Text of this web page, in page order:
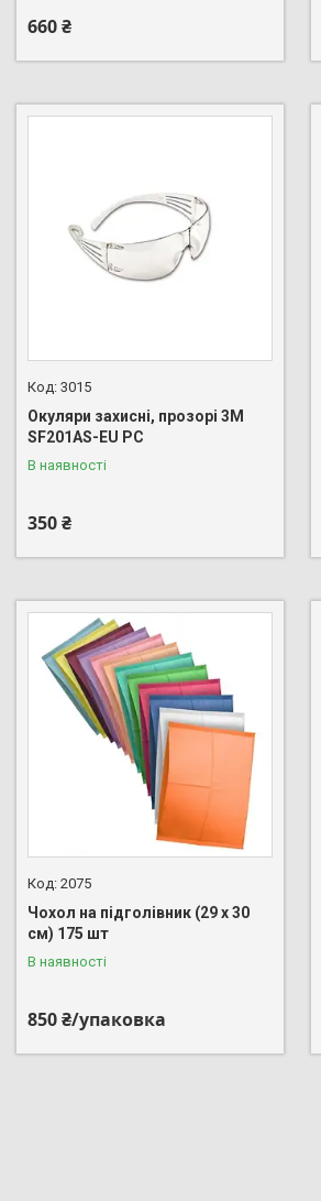
660 ₴
3015
Окуляри захисні, прозорі 3М
SF201AS-EU PC
В наявності
350 ₴
2075
Чохол на підголівник (29 x 30
см) 175 шт
В наявності
850 ₴/упаковка